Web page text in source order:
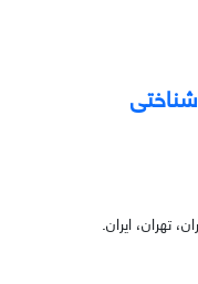
تهران، ایران.